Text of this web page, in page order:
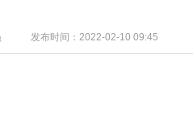
发布时间：2022-02-10 09:45